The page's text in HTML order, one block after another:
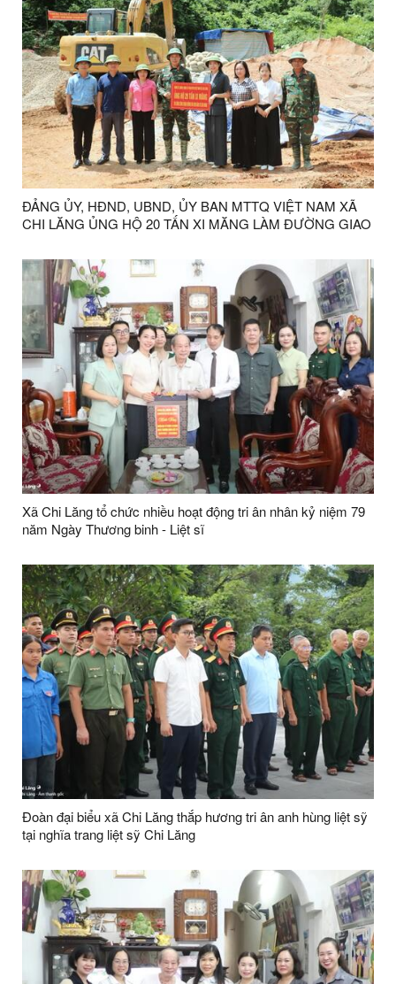
ĐẢNG ỦY, HĐND, UBND, ỦY BAN MTTQ VIỆT NAM XÃ
CHI LĂNG ỦNG HỘ 20 TẤN XI MĂNG LÀM ĐƯỜNG GIAO
Xã Chi Lăng tổ chức nhiều hoạt động tri ân nhân kỷ niệm 79
năm Ngày Thương binh - Liệt sĩ
Đoàn đại biểu xã Chi Lăng thắp hương tri ân anh hùng liệt sỹ
tại nghĩa trang liệt sỹ Chi Lăng